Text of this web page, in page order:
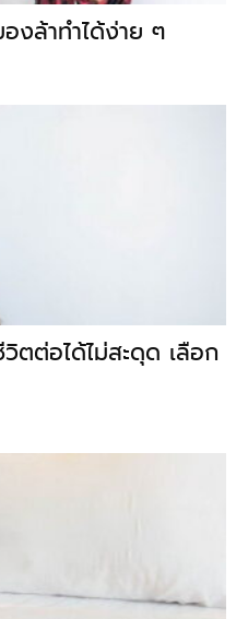
งล้าทำได้ง่าย ๆ
ตต่อได้ไม่สะดุด เลือก